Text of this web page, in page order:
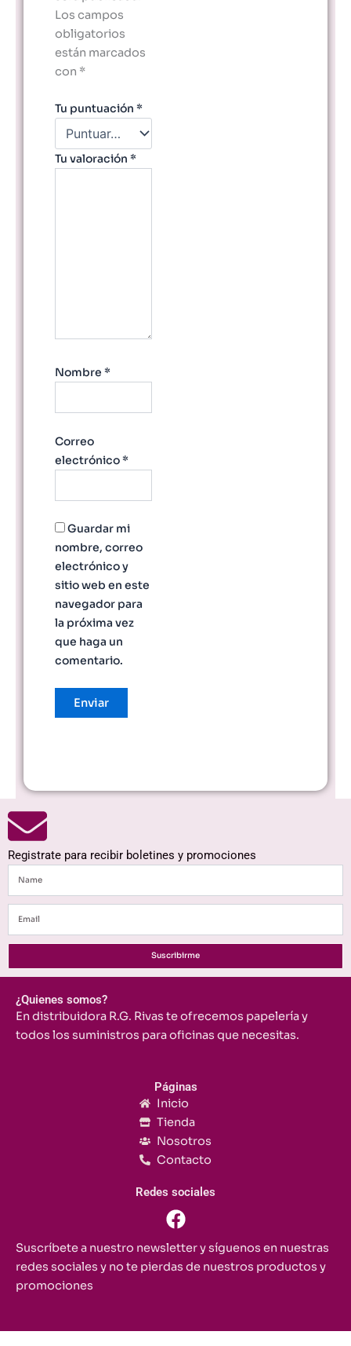
Los campos
obligatorios
están marcados
con *
Tu puntuación *
Tu valoración *
Nombre *
Correo
electrónico*
Guardar mi
nombre, correo
electrónico y
sitio web en este
navegador para
la próxima vez
que haga un
comentario.
Registrate para recibir boletines y promociones
Suscribirme
¿Quienes somos?
En distribuidora R.G. Rivas te ofrecemos papelería y
todos los suministros para oficinas que necesitas.
Páginas
Inicio
Tienda
Nosotros
Contacto
Redes sociales
F
a
c
e
o
Suscríbete a nuestro newsletter y síguenos en nuestras
redes sociales y no te pierdas de nuestros productos y
promociones